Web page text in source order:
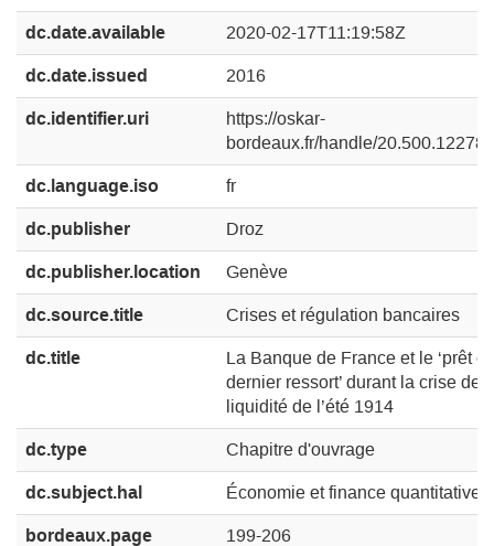
dc.date.available 2020-02-17T11:19:58Z
dc.date.issued 2016
dc.identifier.uri
https://oskar-
bordeaux.fr/handle/20.500.12278/
dc.language.iso fr
dc.publisher Droz
dc.publisher.location Genève
dc.source.title Crises et régulation bancaires
dc.title
La Banque de France et le ‘prêt
dernier ressort’ durant la crise de
liquidité de l’été 1914
dc.type Chapitre d'ouvrage
dc.subject.hal Économie et finance quantitative
bordeaux.page 199-206